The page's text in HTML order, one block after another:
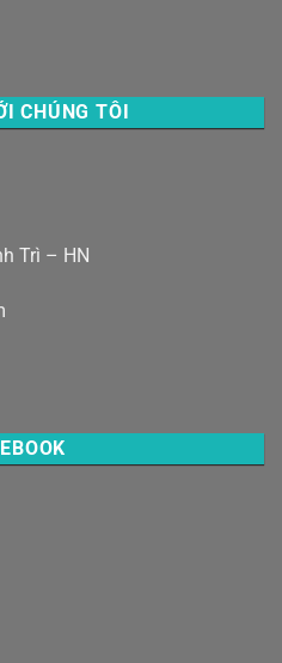
CHÚNG TÔI
Trì – HN